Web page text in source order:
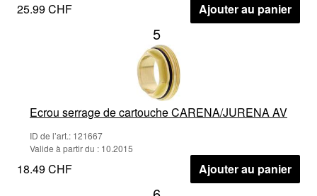
25.99 CHF Ajouter au panier
5
Ecrou serrage de cartouche CARENA/JURENA AV
ID de l’art.: 121667
Valide à partir du : 10.2015
18.49 CHF Ajouter au panier